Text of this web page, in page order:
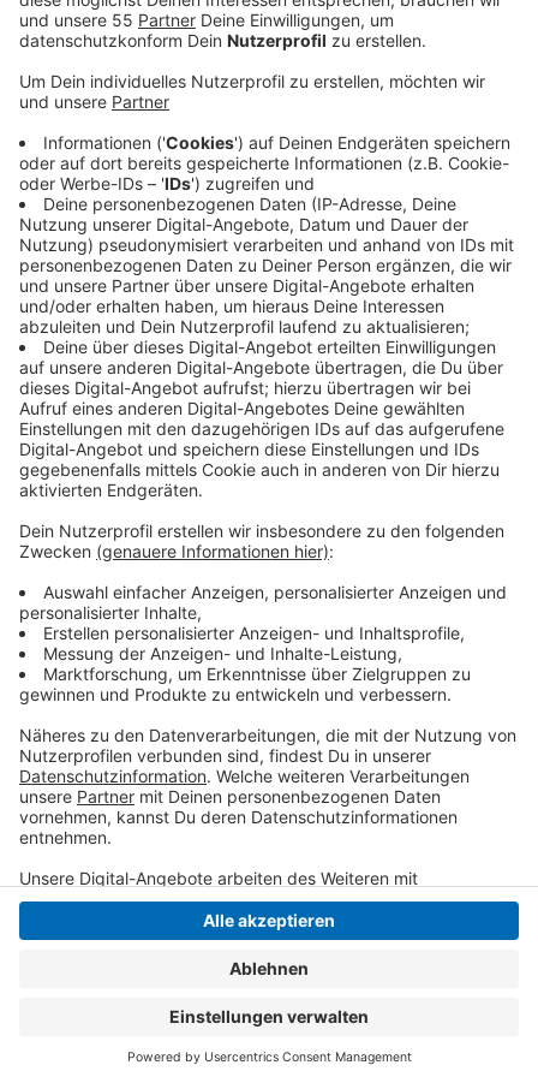
geoutet. Die umstrittene Inititative ist das größte
Coming Out, das es in der katholischen Kirche je
Veröffentlicht:Mittwoch, 02.02.2022 16:25
Anzeige
Ihre sexuelle Orientierung entspricht nicht dem, was
die katholische Kirche erlaubt. Die Caritas für Krefeld
zeigt sich solidarisch mit den Menschen, die dem
Coming Out im kirchlichen Kontext ein Gesicht
gegeben haben, heißt es in einer Erklärung. Auch von
der kirchlichen Seite kommt Unterstützung.
OutInChurch habe gezeigt, dass es eine
unterstützende Stimme braucht, so Pfarrer Frank
Schürkens aus Krefeld. Immer mehr Pfarrer würden
Betroffenen anbieten, über Erfahrungen mit
Diskriminierung zu sprechen - etwa in persönlichen
aktuell immer präsenter.
Anzeige
Anzeige